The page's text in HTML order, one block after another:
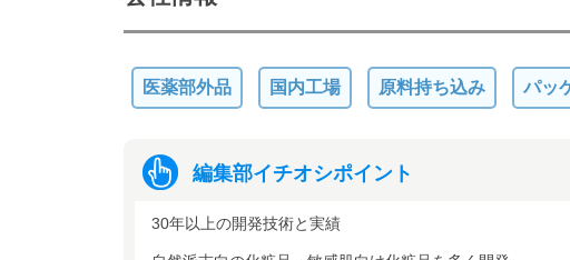
医薬部外品 国内工場 原料持ち込み パッ
編集部イチオシポイント
30年以上の開発技術と実績